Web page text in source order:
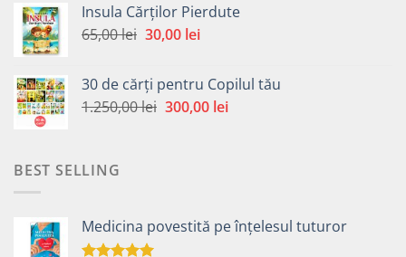
fost:
65,00 lei.
30,00 lei.
Insula Cărților Pierdute
65,00lei Prețul
fost:
65,00 lei.
30,00 leiPrețul
30,00 lei.
30 de cărți pentru Copilul tău
1.250,00lei Prețul
300,00 leiPrețul
BEST SELLING
Medicina povestită pe înțelesul tuturor